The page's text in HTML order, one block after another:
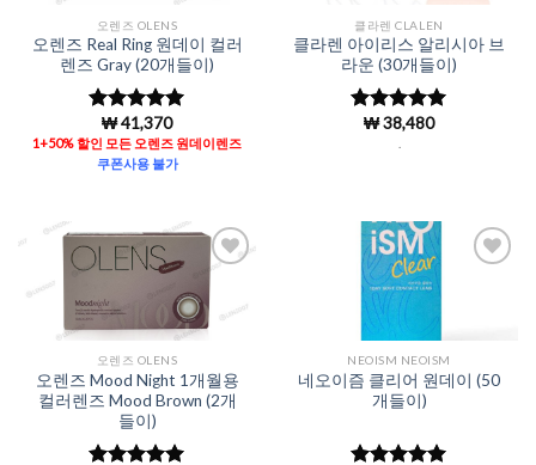
오렌즈 OLENS
오렌즈 Real Ring 원데이 컬러
렌즈 Gray (20개들이)
5 중에서
로 평가됨
₩41,370
1+50% 할인 모든 오렌즈 원데이렌즈
쿠폰사용 불가
클라렌 CLALEN
클라렌 아이리스 알리시아 브
라운 (30개들이)
5 중에서
로 평가됨
₩38,480
Wishlist
오렌즈 OLENS
오렌즈 Mood Night 1개월용
컬러렌즈 Mood Brown (2개
들이)
NEOISM NEOISM
네오이즘 클리어 원데이 (50
개들이)